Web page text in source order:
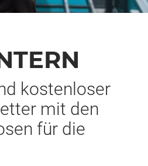
kostenloser
mit den
für die